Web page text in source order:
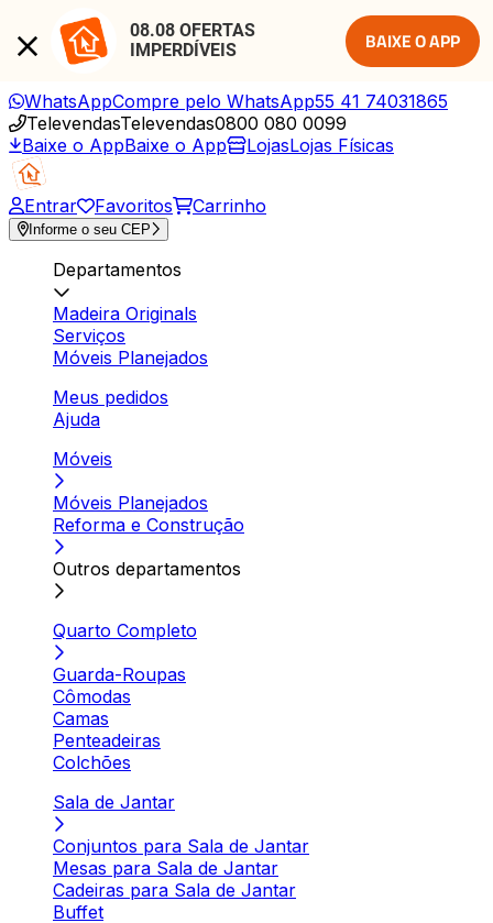
08.08 OFERTAS
IMPERDÍVEIS
BAIXE O APP
WhatsAppCompre pelo WhatsApp55 41 74031865
TelevendasTelevendas0800 080 0099
Baixe o AppBaixe o App LojasLojas Físicas
Entrar Favoritos Carrinho
Informe o seu CEP
Departamentos
Madeira Originals
Serviços
Móveis Planejados
Meus pedidos
Ajuda
Móveis
Móveis Planejados
Reforma e Construção
Outros departamentos
Quarto Completo
Guarda-Roupas
Cômodas
Camas
Penteadeiras
Colchões
Sala de Jantar
Conjuntos para Sala de Jantar
Mesas para Sala de Jantar
Cadeiras para Sala de Jantar
Buffet